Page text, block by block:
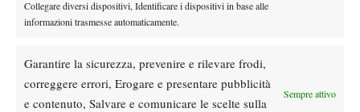
Collegare diversi dispositivi, Identificare i dispositivi in base alle
informazioni trasmesse automaticamente.
Garantire la sicurezza, prevenire e rilevare frodi,
correggere errori, Erogare e presentare pubblicità
e contenuto, Salvare e comunicare le scelte sulla
Sempre attivo
valuteremo come muoverci”.
RISULTATI